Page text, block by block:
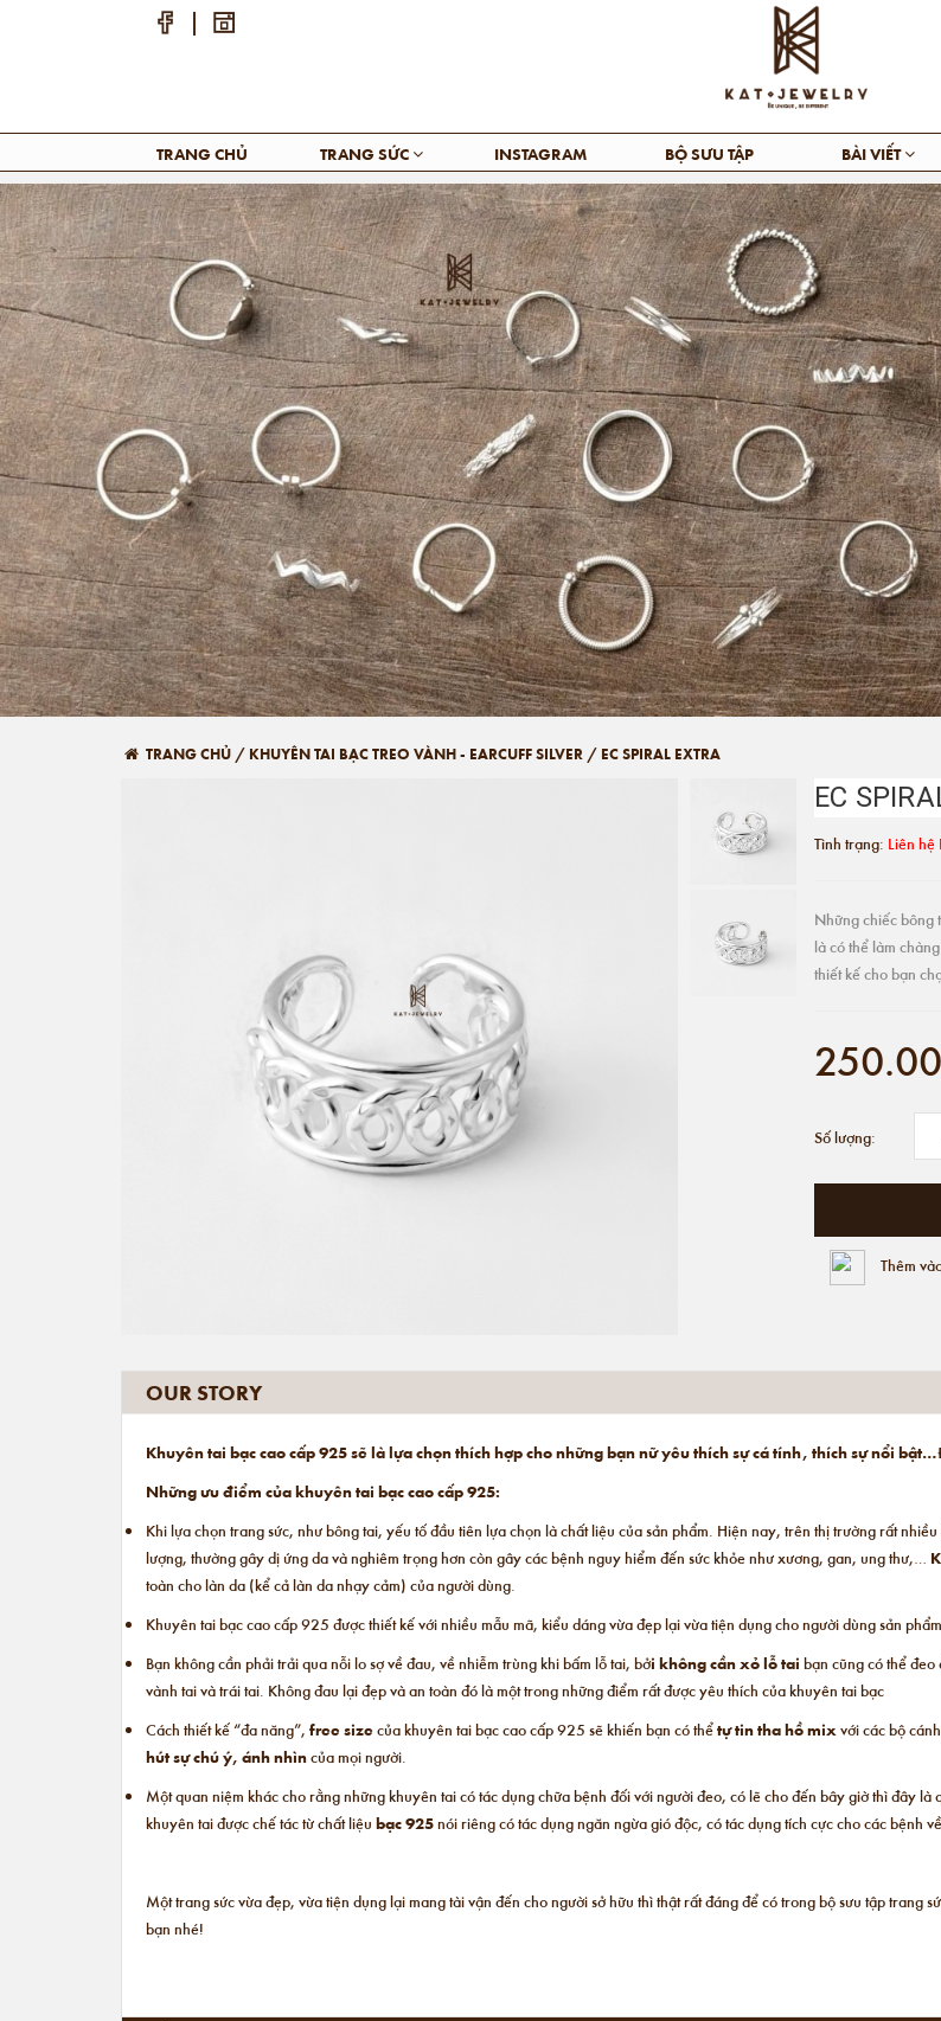
TRANG CHỦ TRANG SỨC INSTAGRAM BỘ SƯU TẬP BÀI VIẾT
TRANG CHỦ / KHUYÊN TAI BẠC TREO VÀNH - EARCUFF SILVER / EC SPIRAL EXTRA
EC
Tình trạng: Liên hệ
Những chiếc bông
là có thể làm
thiết kế cho bạn
Số lượng:
Thêm
OUR STORY
Khuyên tai bạc cao cấp 925 sẽ là lựa chọn thích hợp cho những bạn nữ yêu thích sự cá tính, thích sự nổi
Những ưu điểm của khuyên tai bạc cao cấp 925:
Khi lựa chọn trang sức, như bông tai, yếu tố đầu tiên lựa chọn là chất liệu của sản phẩm. Hiện nay, trên thị trường rất
lượng, thường gây dị ứng da và nghiêm trọng hơn còn gây các bệnh nguy hiểm đến sức khỏe như xương, gan, ung thư,…
toàn cho làn da (kể cả làn da nhạy cảm) của người dùng.
Khuyên tai bạc cao cấp 925 được thiết kế với nhiều mẫu mã, kiểu dáng vừa đẹp lại vừa tiện dụng cho người dùng sản
Bạn không cần phải trải qua nỗi lo sợ về đau, về nhiễm trùng khi bấm lỗ tai, bởi không cần xỏ lỗ taibạn cũng có thể đeo
vành tai và trái tai. Không đau lại đẹp và an toàn đó là một trong những điểm rất được yêu thích của khuyên tai bạc
Cách thiết kế “đa năng”,free sizecủa khuyên tai bạc cao cấp 925 sẽ khiến bạn có thểtự tin tha hồ mixvới các bộ
hút sự chú ý, ánh nhìncủa mọi người.
Một quan niệm khác cho rằng những khuyên tai có tác dụng chữa bệnh đối với người đeo, có lẽ cho đến bây giờ thì đây
khuyên tai được chế tác từ chất liệubạc 925nói riêng có tác dụng ngăn ngừa gió độc, có tác dụng tích cực cho các bệnh
Một trang sức vừa đẹp, vừa tiện dụng lại mang tài vận đến cho người sở hữu thì thật rất đáng để có trong bộ sưu tập trang
bạn nhé!